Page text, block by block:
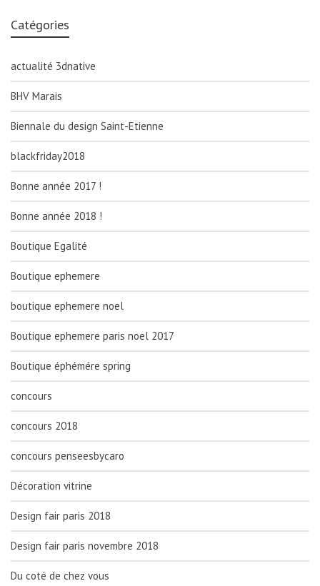
Catégories
actualité 3dnative
BHV Marais
Biennale du design Saint-Etienne
blackfriday2018
Bonne année 2017 !
Bonne année 2018 !
Boutique Egalité
Boutique ephemere
boutique ephemere noel
Boutique ephemere paris noel 2017
Boutique éphémére spring
concours
concours 2018
concours penseesbycaro
Décoration vitrine
Design fair paris 2018
Design fair paris novembre 2018
Du coté de chez vous